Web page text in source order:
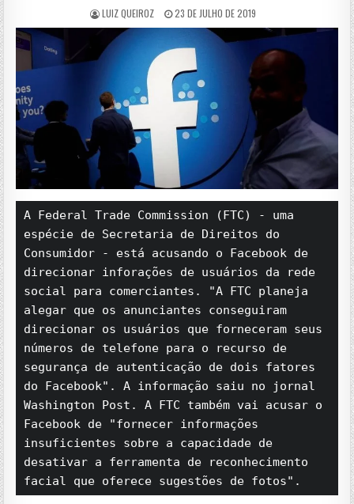
LUIZ QUEIROZ 23 DE JULHO DE 2019
A Federal Trade Commission (FTC) - uma
espécie de Secretaria de Direitos do
Consumidor - está acusando o Facebook de
direcionar inforações de usuários da rede
social para comerciantes. "A FTC planeja
alegar que os anunciantes conseguiram
direcionar os usuários que forneceram seus
números de telefone para o recurso de
segurança de autenticação de dois fatores
do Facebook". A informação saiu no jornal
Washington Post. A FTC também vai acusar o
Facebook de "fornecer informações
insuficientes sobre a capacidade de
desativar a ferramenta de reconhecimento
facial que oferece sugestões de fotos".